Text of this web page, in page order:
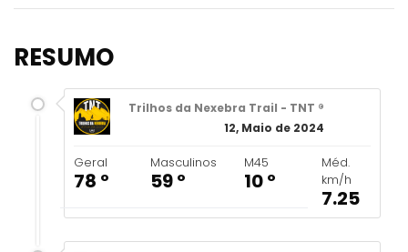
RESUMO
Trilhos da Nexebra Trail - TNT ®
12, Maio de 2024
Geral
78 º
Masculinos
59 º
M45
10 º
Méd.
km/h
7.25